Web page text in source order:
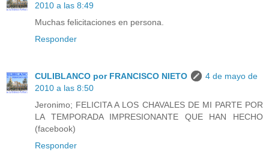
2010 a las 8:49
Muchas felicitaciones en persona.
Responder
CULIBLANCO por FRANCISCO NIETO
4 de mayo de
2010 a las 8:50
Jeronimo; FELICITA A LOS CHAVALES DE MI PARTE POR
LA TEMPORADA IMPRESIONANTE QUE HAN HECHO
(facebook)
Responder